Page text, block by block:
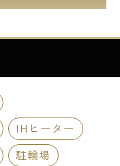
IHヒーター
駐輪場